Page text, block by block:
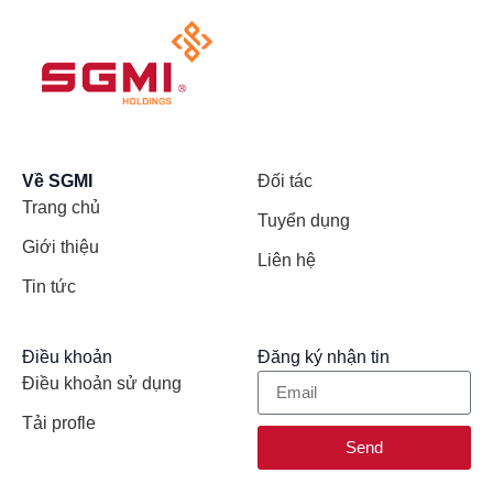
Về SGMI
Trang chủ
Giới thiệu
Tin tức
Đối tác
Tuyển dụng
Liên hệ
Điều khoản
Điều khoản sử dụng
Tải profle
Đăng ký nhận tin
Send